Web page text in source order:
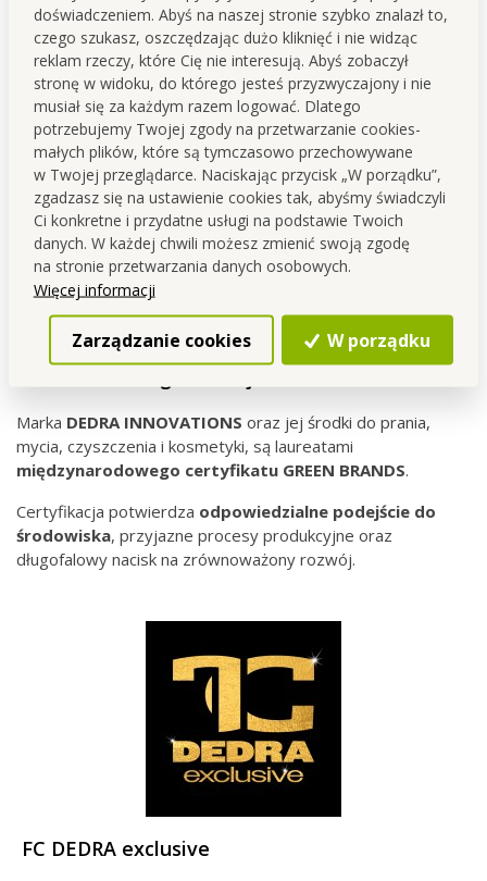
doświadczeniem. Abyś na naszej stronie szybko znalazł to,
czego szukasz, oszczędzając dużo kliknięć i nie widząc
reklam rzeczy, które Cię nie interesują. Abyś zobaczył
stronę w widoku, do którego jesteś przyzwyczajony i nie
musiał się za każdym razem logować. Dlatego
potrzebujemy Twojej zgody na przetwarzanie cookies-
małych plików, które są tymczasowo przechowywane
w Twojej przeglądarce. Naciskając przycisk „W porządku”,
zgadzasz się na ustawienie cookies tak, abyśmy świadczyli
Ci konkretne i przydatne usługi na podstawie Twoich
danych. W każdej chwili możesz zmienić swoją zgodę
na stronie przetwarzania danych osobowych.
Więcej informacji
Zarządzanie cookies W porządku
drogerii i kosmetyków.
Podczas opracowywania stawiamy na funkcjonalność,
jakość oraz troskę o ludzi i dom.
Międzynarodowo potwierdzone podejście do
Marka DEDRA INNOVATIONS oraz jej środki do prania,
mycia, czyszczenia i kosmetyki, są laureatami
międzynarodowego certyfikatu GREEN BRANDS.
Certyfikacja potwierdza odpowiedzialne podejście do
środowiska, przyjazne procesy produkcyjne oraz
długofalowy nacisk na zrównoważony rozwój.
FC DEDRA exclusive